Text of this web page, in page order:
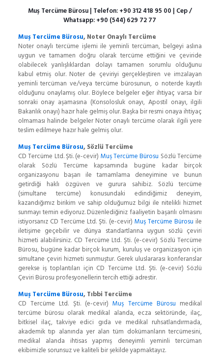
Muş Tercüme Bürosu| Telefon:+90 312 418 95 00 | Cep /
Whatsapp:+90 (544) 629 72 77
Muş Tercüme Bürosu, Noter Onaylı Tercüme
Noter onaylı tercüme işlemi ile yeminli tercüman, belgeyi aslına
uygun ve tamamen doğru olarak tercüme ettiğini ve çeviride
olabilecek yanlışlıklardan dolayı tamamen sorumlu olduğunu
kabul etmiş olur. Noter de çeviriyi gerçekleştiren ve imzalayan
yeminli tercüman ve/veya tercüme bürosunun, o noterde kayıtlı
olduğunu onaylamış olur. Böylece belgeler eğer ihtiyaç varsa bir
sonraki onay aşamasına (Konsolosluk onayı, Apostil onayı, ilgili
Bakanlık onayı) hazır hale gelmiş olur. Başka bir resmi onaya ihtiyaç
olmaması halinde belgeler Noter onaylı tercüme olarak ilgili yere
teslim edilmeye hazır hale gelmiş olur.
Muş Tercüme Bürosu, Sözlü Tercüme
CD Tercüme Ltd. Şti. (e-cevir) Muş Tercüme Bürosu Sözlü Tercüme
olarak Sözlü Tercüme kapsamında bugüne kadar birçok
organizasyonu başarı ile tamamlama deneyimine ve bunun
getirdiği haklı özgüven ve gurura sahibiz. Sözlü tercüme
(simultane tercüme) konusundaki edindiğimiz deneyim,
kazandığımız birikim ve sahip olduğumuz bilgi ile nitelikli hizmet
sunmayı temin ediyoruz. Düzenlediğiniz faaliyetin başarılı olmasını
istiyorsanız CD Tercüme Ltd. Şti. (e-cevir) Muş Tercüme Bürosu ile
iletişime geçebilir ve dünya standartlarına uygun sözlü çeviri
hizmeti alabilirsiniz. CD Tercüme Ltd. Şti. (e-cevir) Sözlü Tercüme
Bürosu, bugüne kadar birçok kurum, kuruluş ve organizasyon için
simultane çeviri hizmeti sunmuştur. Gerek uluslararası konferanslar
gerekse iş toplantıları için CD Tercüme Ltd. Şti. (e-cevir) Sözlü
Çeviri Bürosu profesyonellerin tercih ettiği adrestir.
Muş Tercüme Bürosu, Tıbbi Tercüme
CD Tercüme Ltd. Şti. (e-cevir)Muş Tercüme Bürosu medikal
tercüme bürosu olarak medikal alanda, ecza sektöründe, ilaç,
bitkisel ilaç, takviye edici gıda ve medikal ruhsatlandırmada,
akademik tıp alanında yer alan tüm dokümanların tercümesini,
medikal alanda ihtisas yapmış deneyimli yeminli tercüman
ekibimizle sorunsuz ve kaliteli bir şekilde yapmaktayız.